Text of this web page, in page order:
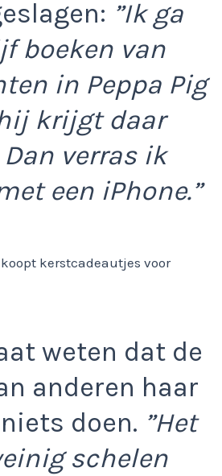
”Ik ga
boeken van
in Peppa Pig
krijgt daar
verras ik
een iPhone.”
weten dat de
anderen haar
doen. ”Het
schelen